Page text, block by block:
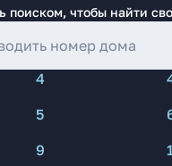
поиском, чтобы найти
4
5
9